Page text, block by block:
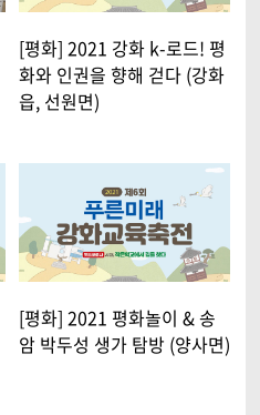
[평화] 2021 강화 k-로드! 평
화와 인권을 향해 걷다 (강화
읍, 선원면)
[평화] 2021 평화놀이 & 송
암 박두성 생가 탐방 (양사면)